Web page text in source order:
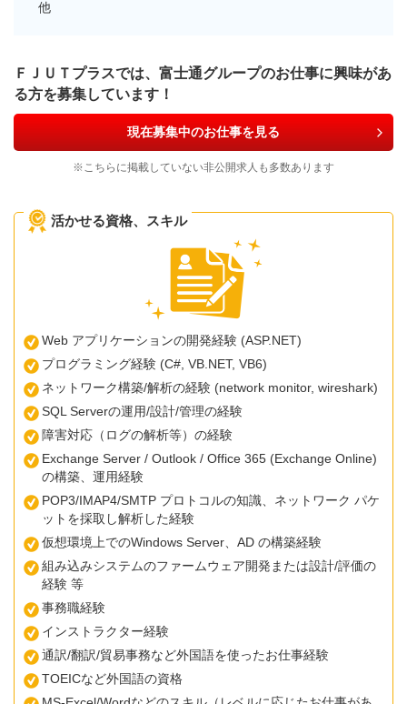
他
ＦＪＵＴプラスでは、富士通グループのお仕事に興味があ
る方を募集しています！
現在募集中のお仕事を見る
※こちらに掲載していない非公開求人も多数あります
活かせる資格、スキル
Web アプリケーションの開発経験 (ASP.NET)
プログラミング経験 (C#, VB.NET, VB6)
ネットワーク構築/解析の経験 (network monitor, wireshark)
SQL Serverの運用/設計/管理の経験
障害対応（ログの解析等）の経験
Exchange Server / Outlook / Office 365 (Exchange Online)
の構築、運用経験
POP3/IMAP4/SMTP プロトコルの知識、ネットワーク パケ
ットを採取し解析した経験
仮想環境上でのWindows Server、AD の構築経験
組み込みシステムのファームウェア開発または設計/評価の
経験 等
事務職経験
インストラクター経験
通訳/翻訳/貿易事務など外国語を使ったお仕事経験
TOEICなど外国語の資格